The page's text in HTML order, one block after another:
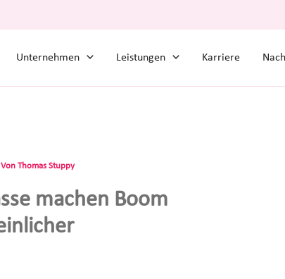
Unternehmen Leistungen Karriere
Von Thomas Stuppy
machen Boom